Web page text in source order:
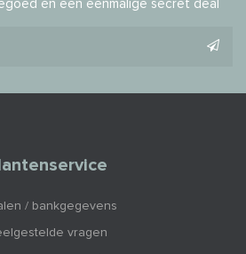
én een eenmalige secret deal
/ bankgegevens
vragen